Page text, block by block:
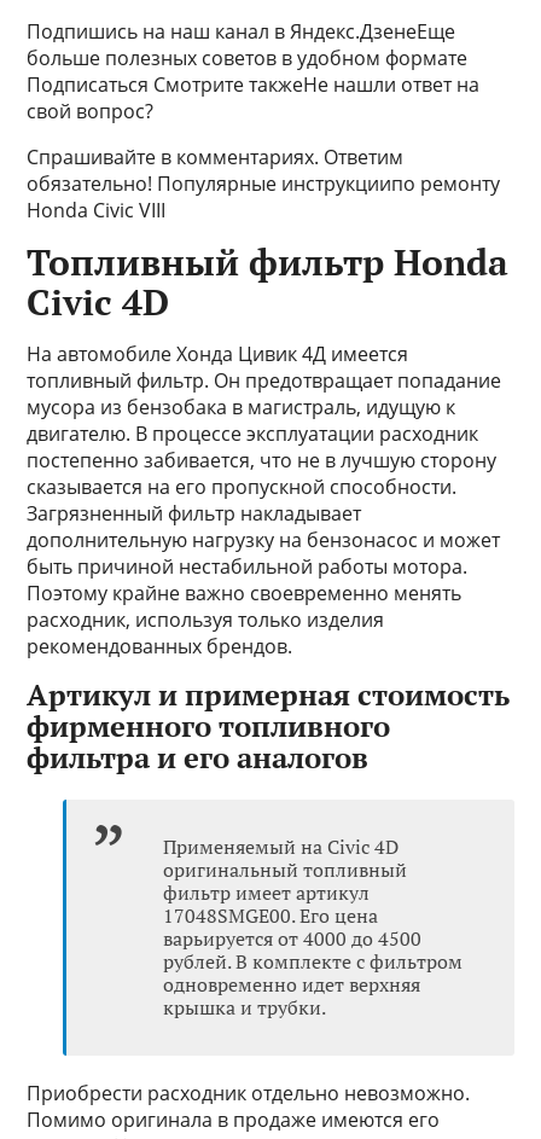
Подпишись на наш канал в Яндекс.ДзенеЕще
больше полезных советов в удобном формате
Подписаться Смотрите такжеНе нашли ответ на
свой вопрос?
Спрашивайте в комментариях. Ответим
обязательно! Популярные инструкциипо ремонту
Honda Civic VIII
Топливный фильтр Honda
Civic 4D
На автомобиле Хонда Цивик 4Д имеется
топливный фильтр. Он предотвращает попадание
мусора из бензобака в магистраль, идущую к
двигателю. В процессе эксплуатации расходник
постепенно забивается, что не в лучшую сторону
сказывается на его пропускной способности.
Загрязненный фильтр накладывает
дополнительную нагрузку на бензонасос и может
быть причиной нестабильной работы мотора.
Поэтому крайне важно своевременно менять
расходник, используя только изделия
рекомендованных брендов.
Артикул и примерная стоимость
фирменного топливного
фильтра и его аналогов
Применяемый на Civic 4D
оригинальный топливный
фильтр имеет артикул
17048SMGE00. Его цена
варьируется от 4000 до 4500
рублей. В комплекте с фильтром
одновременно идет верхняя
крышка и трубки.
Приобрести расходник отдельно невозможно.
Помимо оригинала в продаже имеются его